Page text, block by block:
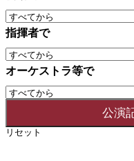
指揮者で
オーケストラ等で
リセット